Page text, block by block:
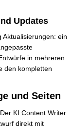
Updates
ein
in mehreren
den kompletten
und Seiten
KI Content Writer
direkt mit